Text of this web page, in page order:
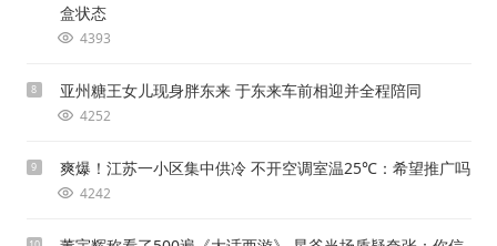
盒状态
4393
8 亚州糖王女儿现身胖东来 于东来车前相迎并全程陪同
4252
9 爽爆！江苏一小区集中供冷 不开空调室温25℃：希望推广吗
4242